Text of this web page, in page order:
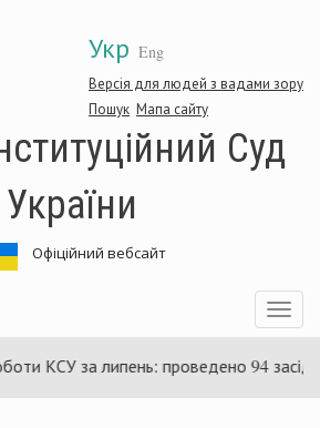
Укр Eng
Версія для людей з вадами зору
Пошук Мапа сайту
Суд
України
Офіційний вебсайт
Toggle
за липень: проведено 94 засідання